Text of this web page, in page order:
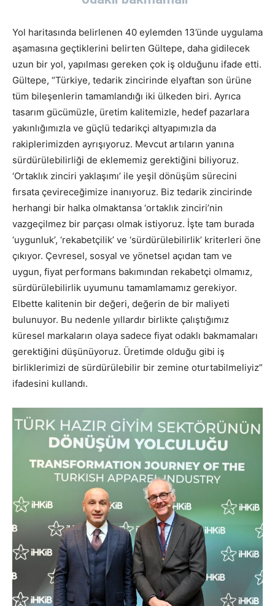
Yol haritasında belirlenen 40 eylemden 13’ünde uygulama
aşamasına geçtiklerini belirten Gültepe, daha gidilecek
uzun bir yol, yapılması gereken çok iş olduğunu ifade etti.
Gültepe, “Türkiye, tedarik zincirinde elyaftan son ürüne
tüm bileşenlerin tamamlandığı iki ülkeden biri. Ayrıca
tasarım gücümüzle, üretim kalitemizle, hedef pazarlara
yakınlığımızla ve güçlü tedarikçi altyapımızla da
rakiplerimizden ayrışıyoruz. Mevcut artıların yanına
sürdürülebilirliği de eklememiz gerektiğini biliyoruz.
‘Ortaklık zinciri yaklaşımı’ ile yeşil dönüşüm sürecini
fırsata çevireceğimize inanıyoruz. Biz tedarik zincirinde
herhangi bir halka olmaktansa ‘ortaklık zinciri’nin
vazgeçilmez bir parçası olmak istiyoruz. İşte tam burada
‘uygunluk’, ‘rekabetçilik’ ve ‘sürdürülebilirlik’ kriterleri öne
çıkıyor. Çevresel, sosyal ve yönetsel açıdan tam ve
uygun, fiyat performans bakımından rekabetçi olmamız,
sürdürülebilirlik uyumunu tamamlamamız gerekiyor.
Elbette kalitenin bir değeri, değerin de bir maliyeti
bulunuyor. Bu nedenle yıllardır birlikte çalıştığımız
küresel markaların olaya sadece fiyat odaklı bakmamaları
gerektiğini düşünüyoruz. Üretimde olduğu gibi iş
birliklerimizi de sürdürülebilir bir zemine oturtabilmeliyiz”
ifadesini kullandı.